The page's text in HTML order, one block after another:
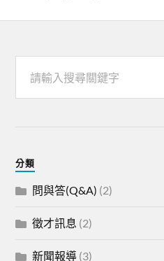
分類
問與答(Q&A) (2)
徵才訊息 (2)
新聞報導 (3)